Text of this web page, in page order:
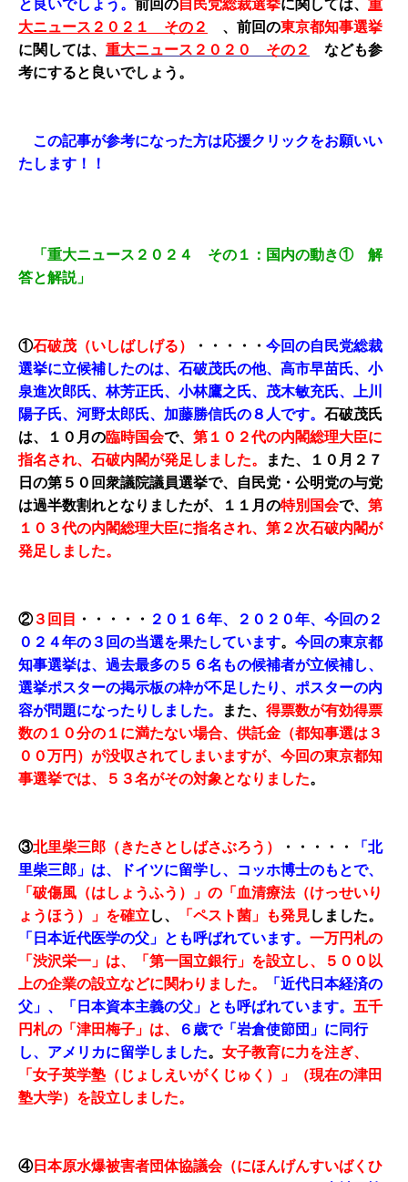
と良いでしょう。 前回の自民党総裁選挙に関しては、 重
大ニュース２０２１ その２
、 前回の東京都知事選挙
に関しては、 重大ニュース２０２０ その ２
なども参
考にすると良いでしょう。
この記事が参考になった方は応援クリックをお願いい
たします！！
「重大ニュース２０２４ その１：国内の動き① 解
答と解説」
①石破茂（いしばしげる） ・・・・・ 今回の自民党総裁
選挙に立候補したのは、石破茂氏の他、高市早苗氏、小
泉進次郎氏、林芳正氏、小林鷹之氏、茂木敏充氏、上川
陽子氏、河野太郎氏、加藤勝信氏の８人です。 石破茂氏
は、１０月の臨時国会で、 第１０２代の内閣総理大臣に
指名 され、 石破内閣が発足しました。
また、１０月２７
日の第５０回衆議院議員選挙で、自民党・公明党の与党
は過半数割れとなりましたが、１１月の特別国会で、 第
１０３代の内閣総理大臣に指名 され、第２次石破内閣が
発足しました。
②３回目 ・・・・・ ２０１６年、２０２０年、今回の２
０２４年の３回の当選を果たしています。 今回の東京都
知事選挙は、 過去最多の５６名もの候補者が立候補し、
選挙ポスターの掲示板の枠が不足したり、ポスターの内
容が問題になったりしました。
また、 得票数が有効得票
数の１０分の１に満たない場合、供託金（都知事選は３
００万円）が没収されてしまいますが、今回の東京都知
事選挙では、５３名がその対象となりました。
③北里柴三郎（きたさとしばさぶろう） ・・・・・
「北
里柴三郎」は、ドイツに留学し、コッホ博士のもとで、
「破傷風（はしょうふう）」の「血清療法（けっせいり
ょうほう）」を確立 し、 「ペスト菌」も発見しました。
「日本近代医学の父」とも呼ばれています。 一万円札の
「渋沢栄一」は、「第一国立銀行」を設立し、５００以
上の企業の設立などに関わりました。
「近代日本経済の
父」、「日本資本主義の父」とも呼ばれています。 五千
円札の「津田梅子」は、
６歳で「岩倉使節団」に同行
し、 アメリカに留学しました。 女子教育に力を注ぎ、
「女子英学塾（じょしえいがくじゅく）」（現在の津田
塾大学）を設立しました。
④日本原水爆被害者団体協議会（にほんげんすいばくひ